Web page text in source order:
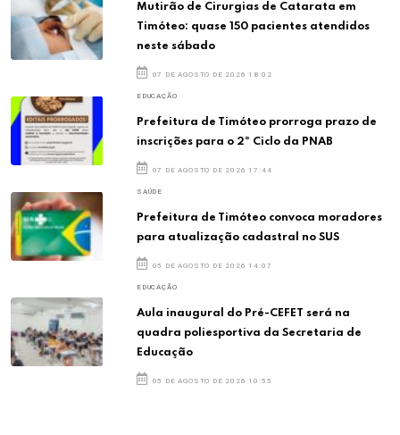
Mutirão de Cirurgias de Catarata em
Timóteo: quase 150 pacientes atendidos
neste sábado
07 DE AGOSTO DE 2026 18:02
EDUCAÇÃO
Prefeitura de Timóteo prorroga prazo de
inscrições para o 2º Ciclo da PNAB
07 DE AGOSTO DE 2026 17:44
SAÚDE
Prefeitura de Timóteo convoca moradores
para atualização cadastral no SUS
05 DE AGOSTO DE 2026 14:07
EDUCAÇÃO
Aula inaugural do Pré-CEFET será na
quadra poliesportiva da Secretaria de
Educação
05 DE AGOSTO DE 2026 10:55